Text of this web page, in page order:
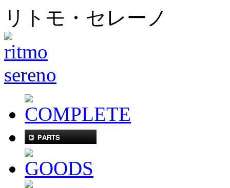
リトモ・セレーノ